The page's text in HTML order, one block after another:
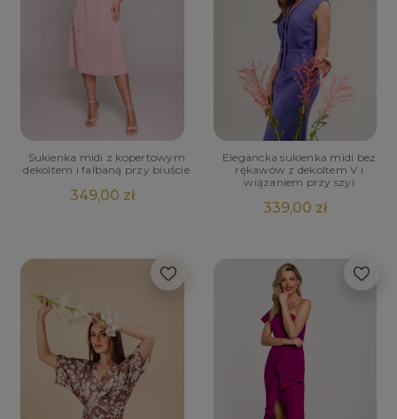
Sukienka midi z kopertowym
dekoltem i falbaną przy biuście
349,00 zł
Elegancka sukienka midi bez
rękawów z dekoltem V i
wiązaniem przy szyi
339,00 zł